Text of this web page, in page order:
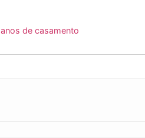
de casamento